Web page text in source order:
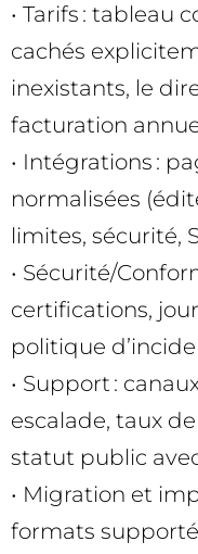
• Tarifs : tableau
cachés
inexistants, le
facturation
• Intégrations :
normalisées
limites, sécurité,
• Sécurité/
certifications,
politique
• Support :
escalade, taux
statut public
• Migration et
formats